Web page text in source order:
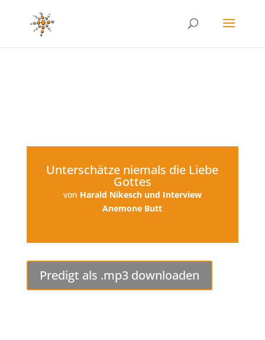
Unterschätze niemals die Liebe
Gottes
von Harald Nikesch und Interview
Anemone Butt
Predigt als .mp3 downloaden